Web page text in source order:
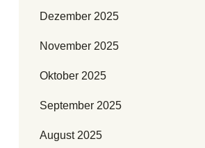
Dezember 2025
November 2025
Oktober 2025
September 2025
August 2025